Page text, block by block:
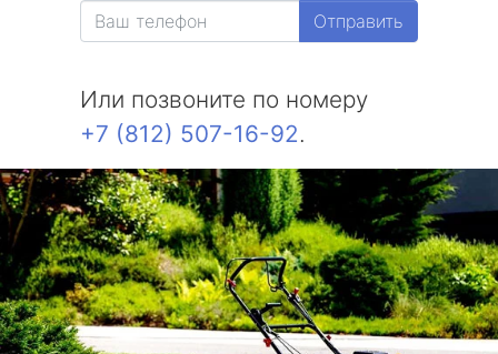
Отправить
Или позвоните по номеру
+7 (812) 507-16-92.